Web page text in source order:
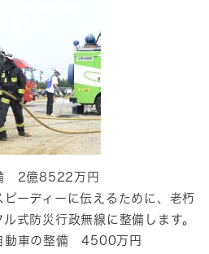
2億8522万円
ピーディーに伝えるために、老朽
式防災行政無線に整備します。
動車の整備 4500万円